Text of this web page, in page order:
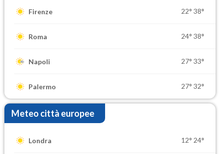
Firenze 22° 38°
Roma 24° 38°
Napoli 27° 33°
Palermo 27° 32°
Meteo città europee
Londra 12° 24°